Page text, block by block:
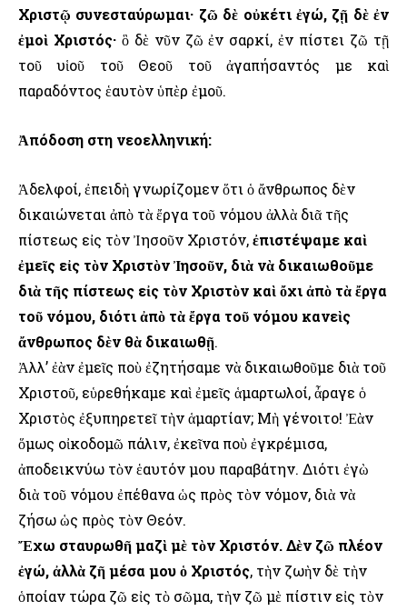
Χριστῷ συνεσταύρωμαι· ζῶ δὲ οὐκέτι ἐγώ, ζῇ δὲ ἐν
ἐμοὶ Χριστός·ὃ δὲ νῦν ζῶ ἐν σαρκί, ἐν πίστει ζῶ τῇ
τοῦ υἱοῦ τοῦ Θεοῦ τοῦ ἀγαπήσαντός με καὶ
παραδόντος ἑαυτὸν ὑπὲρ ἐμοῦ.
Ἀπόδοση στη νεοελληνική:
Ἀδελφοί, ἐπειδὴ γνωρίζομεν ὅτι ὁ ἄνθρωπος δὲν
δικαιώνεται ἀπὸ τὰ ἔργα τοῦ νόμου ἀλλὰ διᾶ τῆς
πίστεως εἰς τὸν Ἰησοῦν Χριστόν,ἐπιστέψαμε καὶ
ἐμεῖς εἰς τὸν Χριστὸν Ἰησοῦν, διὰ νὰ δικαιωθοῦμε
διὰ τῆς πίστεως εἰς τὸν Χριστὸν καὶ ὄχι ἀπὸ τὰ ἔργα
τοῦ νόμου, διότι ἀπὸ τὰ ἔργα τοῦ νόμου κανεὶς
ἄνθρωπος δὲν θὰ δικαιωθῇ.
Ἀλλ’ ἐὰν ἐμεῖς ποὺ ἐζητήσαμε νὰ δικαιωθοῦμε διὰ τοῦ
Χριστοῦ, εὑρεθήκαμε καὶ ἐμεῖς ἁμαρτωλοί, ἆραγε ὁ
Χριστὸς ἐξυπηρετεῖ τὴν ἁμαρτίαν; Μὴ γένοιτο! Ἐὰν
ὅμως οἰκοδομῶ πάλιν, ἐκεῖνα ποὺ ἐγκρέμισα,
ἀποδεικνύω τὸν ἑαυτόν μου παραβάτην. Διότι ἐγὼ
διὰ τοῦ νόμου ἐπέθανα ὡς πρὸς τὸν νόμον, διὰ νὰ
ζήσω ὡς πρὸς τὸν Θεόν.
Ἔχω σταυρωθῆ μαζὶ μὲ τὸν Χριστόν. Δὲν ζῶ πλέον
ἐγώ, ἀλλὰ ζῆ μέσα μου ὁ Χριστός, τὴν ζωὴν δὲ τὴν
ὁποίαν τώρα ζῶ εἰς τὸ σῶμα, τὴν ζῶ μὲ πίστιν εἰς τὸν